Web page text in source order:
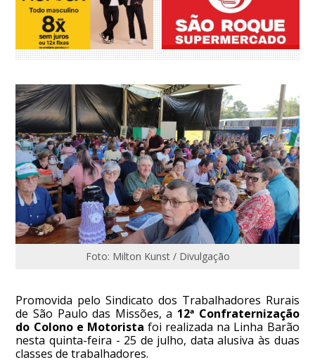
Foto: Milton Kunst / Divulgação
Promovida pelo Sindicato dos Trabalhadores Rurais
de São Paulo das Missões, a 12ª Confraternização
do Colono e Motorista foi realizada na Linha Barão
nesta quinta-feira - 25 de julho, data alusiva às duas
classes de trabalhadores.